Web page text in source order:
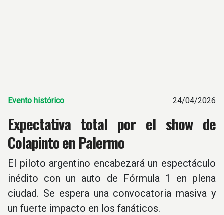
Evento histórico 24/04/2026
Expectativa total por el show de
Colapinto en Palermo
El piloto argentino encabezará un espectáculo
inédito con un auto de Fórmula 1 en plena
ciudad. Se espera una convocatoria masiva y
un fuerte impacto en los fanáticos.